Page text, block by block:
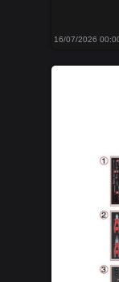
16/07/2026